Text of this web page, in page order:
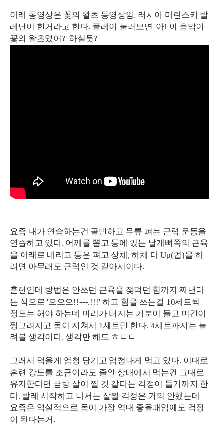
아래 동영상은 꽃의 왈츠 동영상임. 러시아 마린스키 발
레단이 한거라고 한다. 플레이 눌러보면 '아! 이 음악이
꽃의 왈츠였어?' 하실듯?
요즘 내가 연습하는건 골반하고 무릎 펴는 근력 운동을
연습하고 있다. 어깨를 뽑고 등에 있는 날개뼈쪽의 근육
을 아래로 내리고 등은 펴고 상체, 하체 다 Up(업)을 하
려면 아무래도 근력인 것 같아서이다.
훈련인데 방법은 안쓰던 근육을 젖먹던 힘까지 짜낸다
는 식으로 '으으으!!---.!!!' 하고 힘을 쓰는걸 10세트씩
정도는 해야 하는데 머리가 터지는 기분이 들고 미간이
찡그려지고 몸이 지쳐서 1세트만 한다. 4세트까지는 늘
려볼 생각이다. 생각만 해도 ㅎㄷㄷ
그래서 먹을게 엄청 당기고 엄청나게 먹고 있다. 이대로
훈련 강도를 조금이라도 줄인 상태에서 먹는건 그대로
유지한다면 금방 살이 찔 것 같다는 걱정이 들기까지 한
다. 발레 시작하고 나서는 살찔 걱정은 거의 안했는데
요즘은 역설적으로 몸이 가장 역대 좋을때임에도 걱정
이 된다는거.